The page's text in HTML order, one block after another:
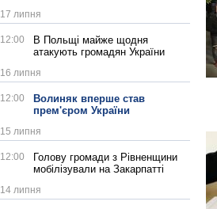
17 липня
12:00
В Польщі майже щодня
атакують громадян України
16 липня
12:00
Волиняк вперше став
прем'єром України
15 липня
12:00
Голову громади з Рівненщини
мобілізували на Закарпатті
14 липня